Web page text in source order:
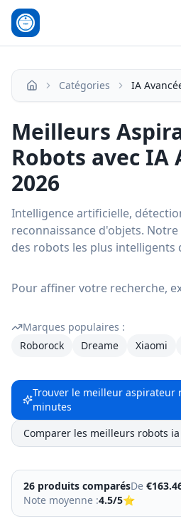
Accueil Catégories IA
Meilleurs
Robots avec IA
2026
Intelligence artificielle,
reconnaissance d'objets.
des robots les plus intelligents
Pour affiner votre recherche,
Marques populaires :
Roborock
Dreame Xiaomi
Trouver le meilleur aspirateur
minutes
Comparer les meilleurs robots
26 produits comparésDe €
Note moyenne :4.5/5⭐